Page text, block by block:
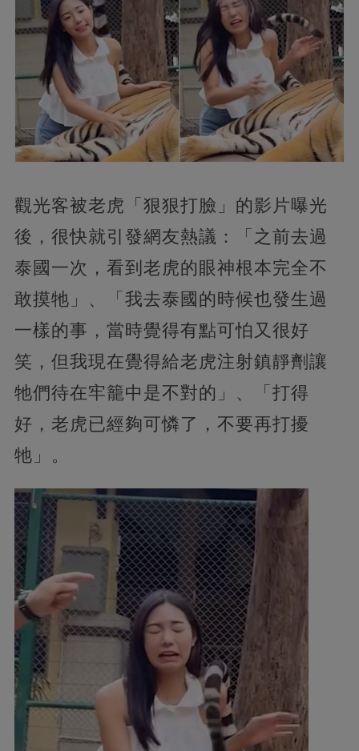
觀光客被老虎「狠狠打臉」的影片曝光
後，很快就引發網友熱議：「之前去過
泰國一次，看到老虎的眼神根本完全不
敢摸牠」、「我去泰國的時候也發生過
一樣的事，當時覺得有點可怕又很好
笑，但我現在覺得給老虎注射鎮靜劑讓
牠們待在牢籠中是不對的」、「打得
好，老虎已經夠可憐了，不要再打擾
牠」。